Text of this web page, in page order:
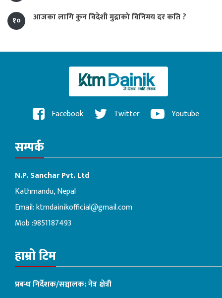
१० आजका लागि कुन विदेशी मुद्राको विनिमय दर कति ?
Facebook Twitter Youtube
सम्पर्क
N.P. Sanchar Pvt. Ltd
Kathmandu, Nepal
Email:ktmdainikofficial@gmail.com
Mob :9851187493
हाम्रो टिम
प्रबन्ध निर्देशक/सञ्चालक: नेत्र क्षेत्री